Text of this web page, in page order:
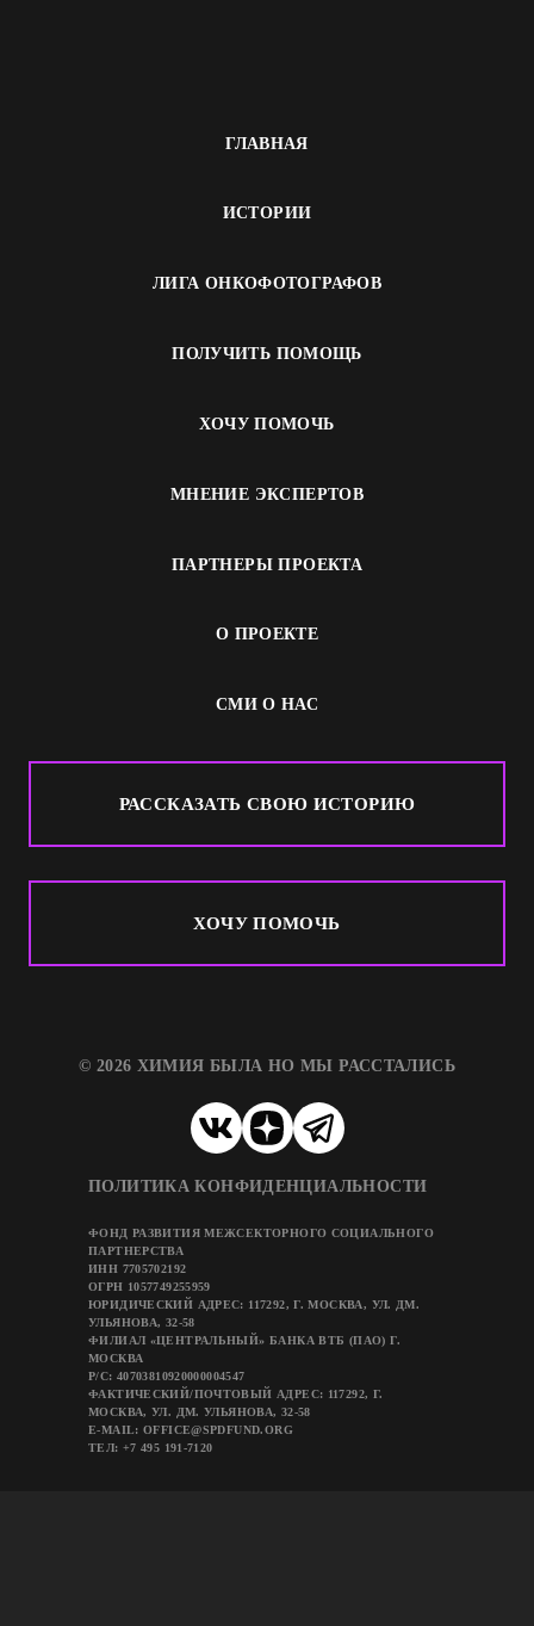
ГЛАВНАЯ
ИСТОРИИ
ЛИГА ОНКОФОТОГРАФОВ
ПОЛУЧИТЬ ПОМОЩЬ
ХОЧУ ПОМОЧЬ
МНЕНИЕ ЭКСПЕРТОВ
ПАРТНЕРЫ ПРОЕКТА
О ПРОЕКТЕ
СМИ О НАС
РАССКАЗАТЬ СВОЮ ИСТОРИЮ
ХОЧУ ПОМОЧЬ
© 2026 ХИМИЯ БЫЛА НО МЫ РАССТАЛИСЬ
ПОЛИТИКА КОНФИДЕНЦИАЛЬНОСТИ
ФОНД РАЗВИТИЯ МЕЖСЕКТОРНОГО СОЦИАЛЬНОГО
ПАРТНЕРСТВА
ИНН 7705702192
ОГРН 1057749255959
ЮРИДИЧЕСКИЙ АДРЕС: 117292, Г. МОСКВА, УЛ. ДМ.
УЛЬЯНОВА, 32-58
ФИЛИАЛ «ЦЕНТРАЛЬНЫЙ» БАНКА ВТБ (ПАО) Г.
МОСКВА
Р/C: 40703810920000004547
ФАКТИЧЕСКИЙ/ПОЧТОВЫЙ АДРЕС: 117292, Г.
МОСКВА, УЛ. ДМ. УЛЬЯНОВА, 32-58
E-MAIL: OFFICE@SPDFUND.ORG
ТЕЛ: +7 495 191-7120